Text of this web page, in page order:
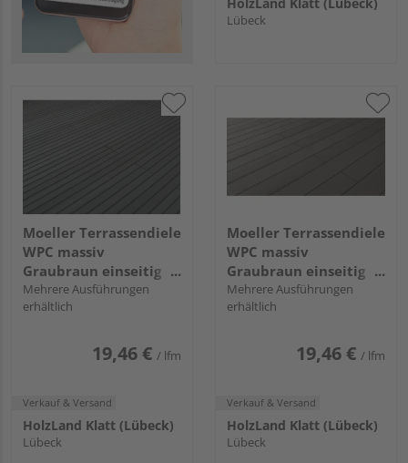
Lübeck
Moeller Terrassendiele
WPC massiv
Graubraun einseitig
genutet Terrafina
massiv - 21 x 146 mm
Mehrere Ausführungen
erhältlich
19,46 € / lfm
Verkauf & Versand
HolzLand Klatt (Lübeck)
Lübeck
Moeller Terrassendiele
WPC massiv
Graubraun einseitig
glatt Terrafina massiv
- 21 x 146 mm
Mehrere Ausführungen
erhältlich
19,46 € / lfm
Verkauf & Versand
HolzLand Klatt (Lübeck)
Lübeck